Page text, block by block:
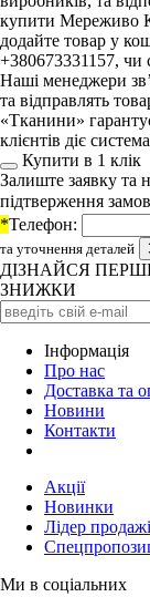
купити Мереживо
додайте товар у
+380673331157, чи
Наші менеджери
та відправлять
«Тканини»
клієнтів діє
Купити в 1 клiк
Залиште заявку та
підтверження
*Телефон:
та уточнення деталей
ДІЗНАЙСЯ
ЗНИЖКИ
Iнформація
Про нас
Доставка та
Новини
Контакти
Акції
Новинки
Лідер
Ми в соціальних